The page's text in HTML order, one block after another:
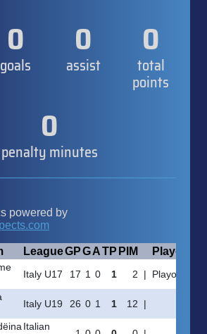
0
goals
0
assist
0
total
points
0
penalty minutes